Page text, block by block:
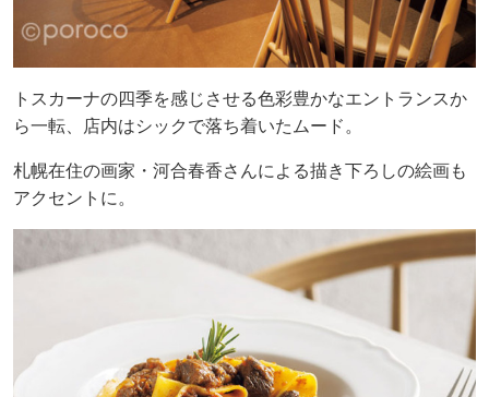
トスカーナの四季を感じさせる色彩豊かなエントランスか
ら一転、店内はシックで落ち着いたムード。
札幌在住の画家・河合春香さんによる描き下ろしの絵画も
アクセントに。